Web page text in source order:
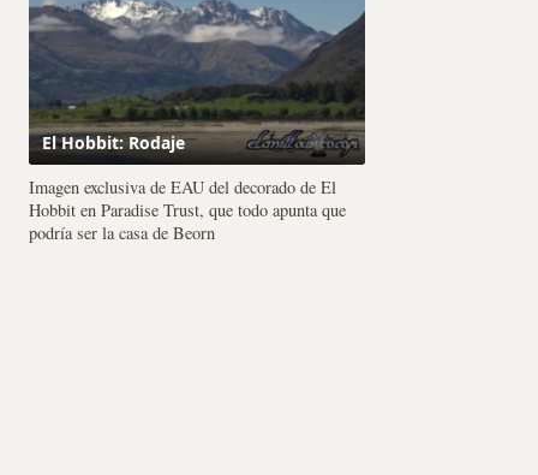
El Hobbit: Rodaje
Imagen exclusiva de EAU del decorado de El
Hobbit en Paradise Trust, que todo apunta que
podría ser la casa de Beorn